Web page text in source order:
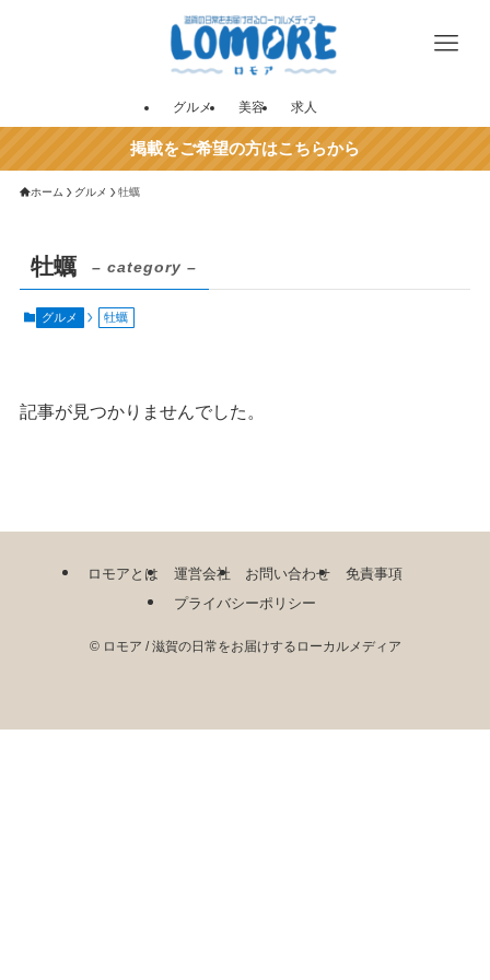
グルメ 美容 求人
掲載をご希望の方はこちらから
ホーム グルメ 牡蠣
牡蠣 – category –
グルメ 牡蠣
記事が見つかりませんでした。
ロモアとは 運営会社 お問い合わせ
免責事項
プライバシーポリシー
©ロモア / 滋賀の日常をお届けするローカルメディア